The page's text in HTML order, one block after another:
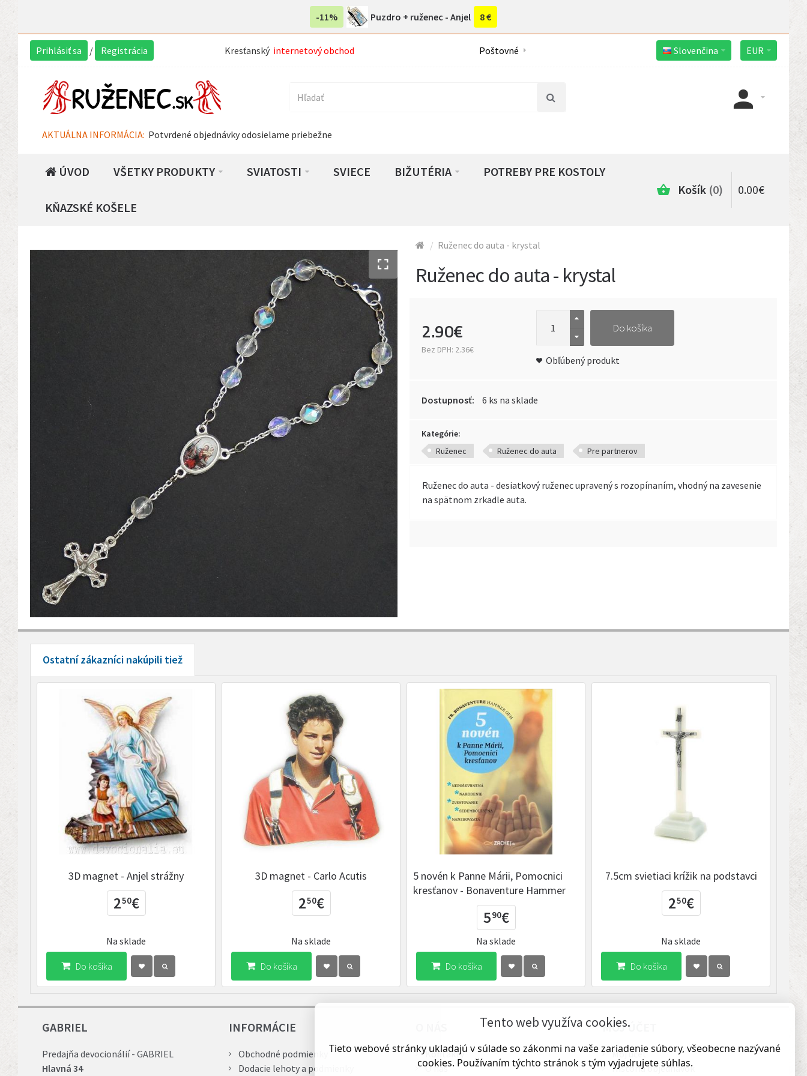
-11% Puzdro + ruženec - Anjel 8 €
Prihlásiť sa / Registrácia Kresťanský internetový obchod Poštovné Slovenčina EUR
AKTUÁLNA INFORMÁCIA: Potvrdené objednávky odosielame priebežne
ÚVOD VŠETKY PRODUKTY SVIATOSTI SVIECE BIŽUTÉRIA POTREBY PRE KOSTOLY
KŇAZSKÉ KOŠELE
Košík 0 0.00€
Ruženec do auta - krystal
Ruženec do auta - krystal
2.90€
Bez DPH: 2.36€
Do košíka
Obľúbený produkt
Dostupnosť: 6 ks na sklade
Kategórie:
Ruženec
Ruženec do auta Pre partnerov
Ruženec do auta - desiatkový ruženec upravený s rozopínaním, vhodný na zavesenie
na spätnom zrkadle auta.
Ostatní zákazníci nakúpili tiež
3D magnet - Anjel strážny
250€
Do košíka
Na sklade
3D magnet - Carlo Acutis
250€
Do košíka
Na sklade
5 novén k Panne Márii, Pomocnici
kresťanov - Bonaventure Hammer
590€
Do košíka
Na sklade
7.5cm svietiaci krížik na podstavci
250€
Do košíka
Na sklade
A
GABRIEL
Predajňa devocionálií - GABRIEL
Hlavná 34
INFORMÁCIE
Obchodné podmienky
Dodacie lehoty a podmienky
Kontakty
O nás
MÔJ ÚČET
Môj účet
História objednávok
Tento web využíva cookies.
Tieto webové stránky ukladajú v súlade so zákonmi na vaše zariadenie súbory, všeobecne nazývané
cookies. Používaním týchto stránok s tým vyjadrujete súhlas.